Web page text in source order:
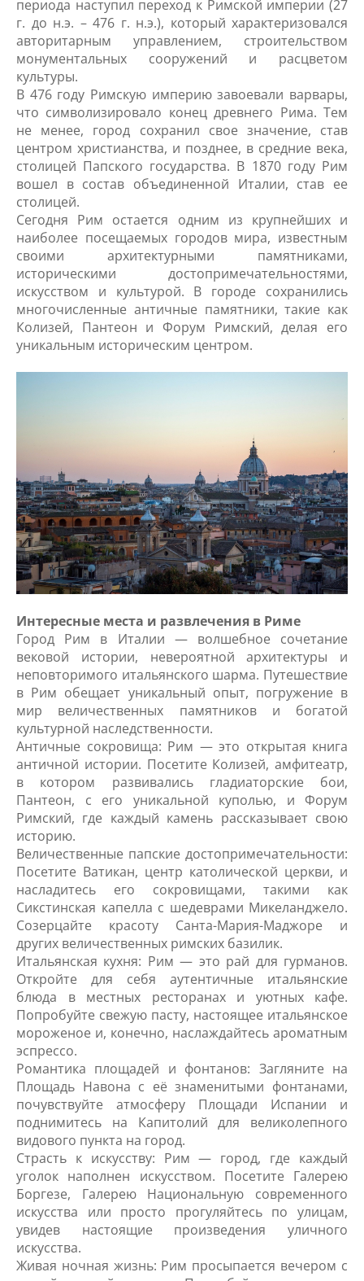
периода наступил переход к Римской империи (27
г. до н.э. – 476 г. н.э.), который характеризовался
авторитарным управлением, строительством
монументальных сооружений и расцветом
культуры.
В 476 году Римскую империю завоевали варвары,
что символизировало конец древнего Рима. Тем
не менее, город сохранил свое значение, став
центром христианства, и позднее, в средние века,
столицей Папского государства. В 1870 году Рим
вошел в состав объединенной Италии, став ее
столицей.
Сегодня Рим остается одним из крупнейших и
наиболее посещаемых городов мира, известным
своими архитектурными памятниками,
историческими достопримечательностями,
искусством и культурой. В городе сохранились
многочисленные античные памятники, такие как
Колизей, Пантеон и Форум Римский, делая его
уникальным историческим центром.
Интересные места и развлечения в Риме
Город Рим в Италии — волшебное сочетание
вековой истории, невероятной архитектуры и
неповторимого итальянского шарма. Путешествие
в Рим обещает уникальный опыт, погружение в
мир величественных памятников и богатой
культурной наследственности.
Античные сокровища: Рим — это открытая книга
античной истории. Посетите Колизей, амфитеатр,
в котором развивались гладиаторские бои,
Пантеон, с его уникальной куполью, и Форум
Римский, где каждый камень рассказывает свою
историю.
Величественные папские достопримечательности:
Посетите Ватикан, центр католической церкви, и
насладитесь его сокровищами, такими как
Сикстинская капелла с шедеврами Микеланджело.
Созерцайте красоту Санта-Мария-Маджоре и
других величественных римских базилик.
Итальянская кухня: Рим — это рай для гурманов.
Откройте для себя аутентичные итальянские
блюда в местных ресторанах и уютных кафе.
Попробуйте свежую пасту, настоящее итальянское
мороженое и, конечно, наслаждайтесь ароматным
эспрессо.
Романтика площадей и фонтанов: Загляните на
Площадь Навона с её знаменитыми фонтанами,
почувствуйте атмосферу Площади Испании и
поднимитесь на Капитолий для великолепного
видового пункта на город.
Страсть к искусству: Рим — город, где каждый
уголок наполнен искусством. Посетите Галерею
Боргезе, Галерею Национальную современного
искусства или просто прогуляйтесь по улицам,
увидев настоящие произведения уличного
искусства.
Живая ночная жизнь: Рим просыпается вечером с